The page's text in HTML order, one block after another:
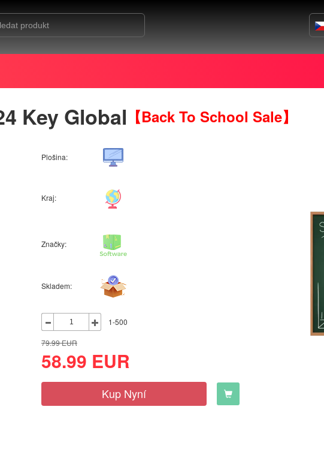
Key Global 【Back To School Sale】
Plošina:
Kraj:
Značky:
Skladem:
1-500
58.99 EUR
79.99EUR
Kup Nyní